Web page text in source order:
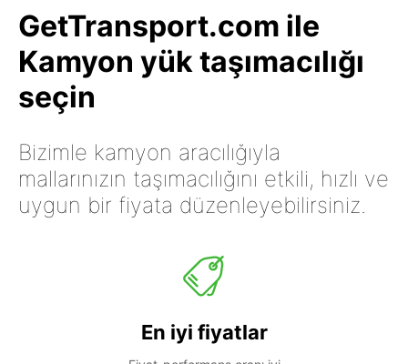
GetTransport.com ile
Kamyon yük taşımacılığı
seçin
Bizimle kamyon aracılığıyla
mallarınızın taşımacılığını etkili, hızlı ve
uygun bir fiyata düzenleyebilirsiniz.
En iyi fiyatlar